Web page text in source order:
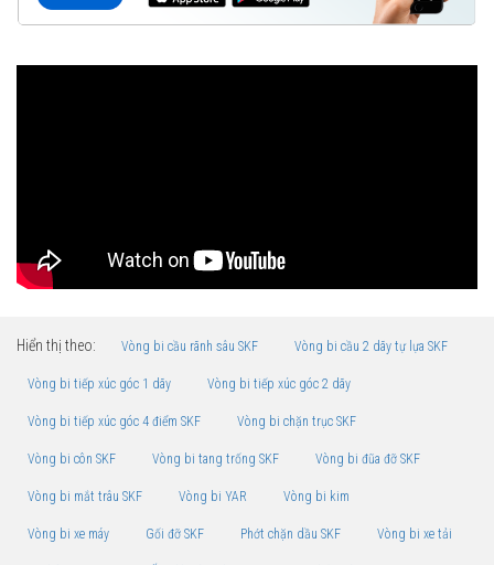
Hiển thị theo: Vòng bi cầu rãnh sâu SKF Vòng bi cầu 2 dãy tự lựa SKF
Vòng bi tiếp xúc góc 1 dãy Vòng bi tiếp xúc góc 2 dãy
Vòng bi tiếp xúc góc 4 điểm SKF Vòng bi chặn trục SKF
Vòng bi côn SKF Vòng bi tang trống SKF Vòng bi đũa đỡ SKF
Vòng bi mắt trâu SKF Vòng bi YAR Vòng bi kim
Vòng bi xe máy Gối đỡ SKF Phớt chặn dầu SKF Vòng bi xe tải